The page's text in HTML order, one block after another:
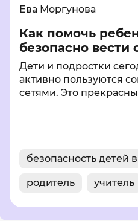
Ева Моргунова
Как помочь
безопасно вести
Дети и подростки
активно пользуются
сетями. Это
безопасность детей
родитель учитель